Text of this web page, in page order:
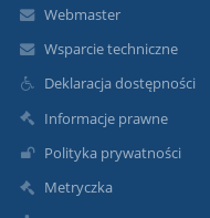
Webmaster
Wsparcie techniczne
Deklaracja dostępności
Informacje prawne
Polityka prywatności
Metryczka